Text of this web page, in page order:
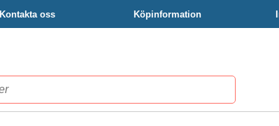
Kontakta oss Köpinformation